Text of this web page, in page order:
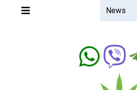
News
Ganjaseeds.band